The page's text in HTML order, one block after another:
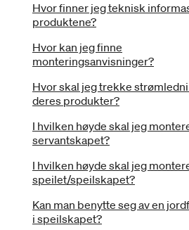
Hvor finner jeg teknisk
produktene?
Hvor kan jeg finne
monteringsanvisninger?
Hvor skal jeg trekke
deres produkter?
I hvilken høyde skal jeg
servantskapet?
I hvilken høyde skal jeg
speilet/speilskapet?
Kan man benytte seg av en
i speilskapet?